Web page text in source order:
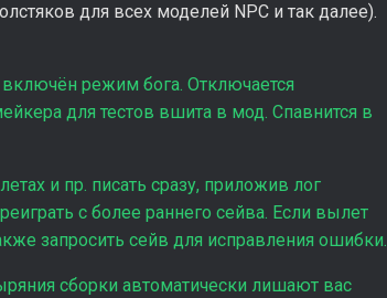
для всех моделей NPC и так далее).
включён режим бога. Отключается
для тестов вшита в мод. Спавнится в
и пр. писать сразу, приложив лог
с более раннего сейва. Если вылет
запросить сейв для исправления ошибки.
сборки автоматически лишают вас